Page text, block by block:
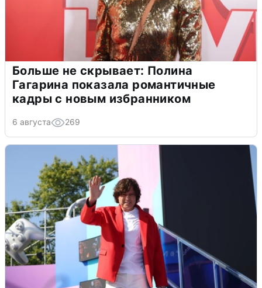
Больше не скрывает: Полина
Гагарина показала романтичные
кадры с новым избранником
6 августа 269